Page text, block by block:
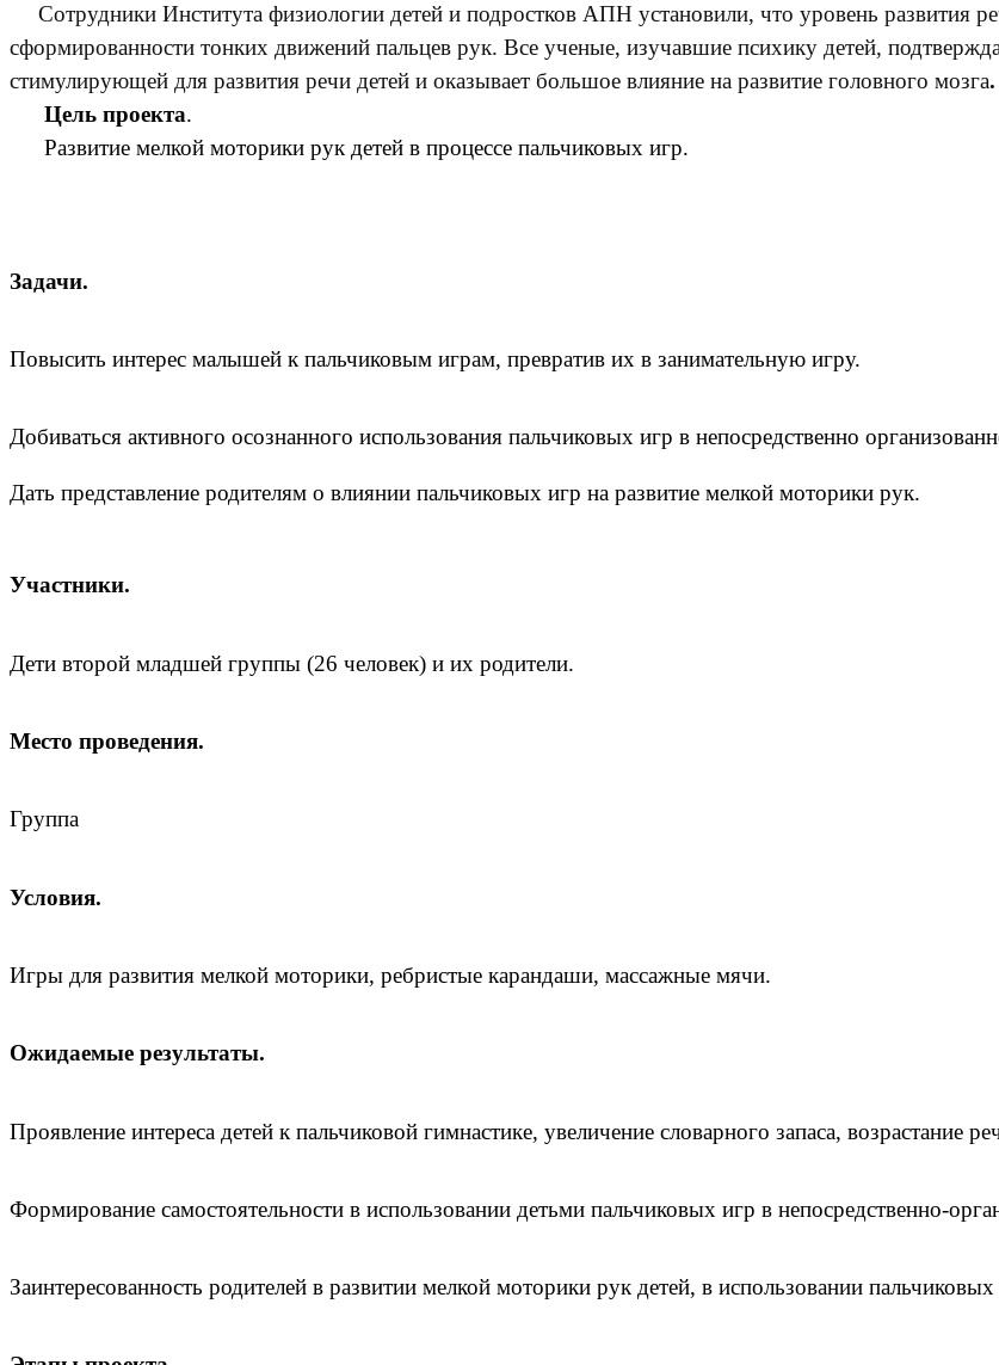
Сотрудники Института физиологии детей и подростков АПН установили, что уровень развития
сформированности тонких движений пальцев рук. Все ученые, изучавшие психику детей,
стимулирующей для развития речи детей и оказывает большое влияние на развитие головного мозга.
Цель проекта.
Развитие мелкой моторики рук детей в процессе пальчиковых игр.
Задачи.
Повысить интерес малышей к пальчиковым играм, превратив их в занимательную игру.
Добиваться активного осознанного использования пальчиковых игр в непосредственно
Дать представление родителям о влиянии пальчиковых игр на развитие мелкой моторики рук.
Участники.
Дети второй младшей группы (26 человек) и их родители.
Место проведения.
Группа
Условия.
Игры для развития мелкой моторики, ребристые карандаши, массажные мячи.
Ожидаемые результаты.
Проявление интереса детей к пальчиковой гимнастике, увеличение словарного запаса, возрастание
Формирование самостоятельности в использовании детьми пальчиковых игр в непосредственно-
Заинтересованность родителей в развитии мелкой моторики рук детей, в использовании